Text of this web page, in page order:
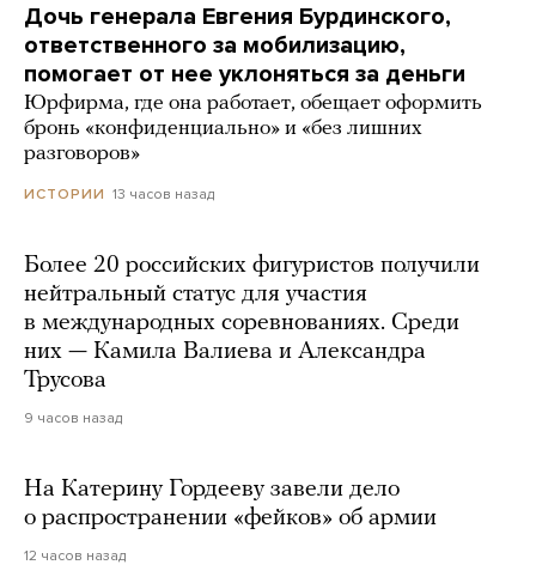
Дочь генерала Евгения Бурдинского,
ответственного за мобилизацию,
помогает от нее уклоняться за деньги
Юрфирма, где она работает, обещает оформить
бронь «конфиденциально» и «без лишних
разговоров»
ИСТОРИИ 13 часов назад
Более 20 российских фигуристов получили
нейтральный статус для участия
в международных соревнованиях. Среди
них — Камила Валиева и Александра
Трусова
9 часов назад
На Катерину Гордееву завели дело
о распространении «фейков» об армии
12 часов назад